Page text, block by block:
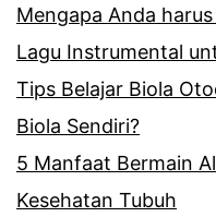
Mengapa Anda
Lagu Instrumental
Tips Belajar Biola
Biola Sendiri?
5 Manfaat Bermain
Kesehatan Tubuh